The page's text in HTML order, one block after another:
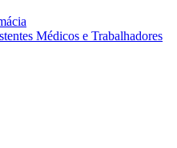
Médicos e Trabalhadores